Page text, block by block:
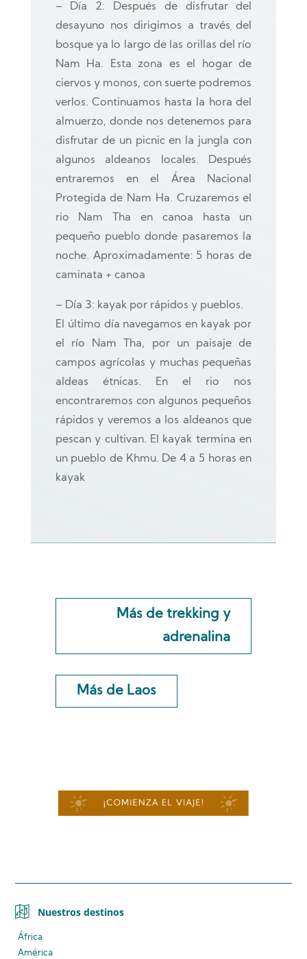
– Día 2: Después de disfrutar del
desayuno nos dirigimos a través del
bosque ya lo largo de las orillas del río
Nam Ha. Esta zona es el hogar de
ciervos y monos, con suerte podremos
verlos. Continuamos hasta la hora del
almuerzo, donde nos detenemos para
disfrutar de un picnic en la jungla con
algunos aldeanos locales. Después
entraremos en el Área Nacional
Protegida de Nam Ha. Cruzaremos el
rio Nam Tha en canoa hasta un
pequeño pueblo donde pasaremos la
noche. Aproximadamente: 5 horas de
caminata + canoa
– Día 3: kayak por rápidos y pueblos.
El último día navegamos en kayak por
el río Nam Tha, por un paisaje de
campos agrícolas y muchas pequeñas
aldeas étnicas. En el rio nos
encontraremos con algunos pequeños
rápidos y veremos a los aldeanos que
pescan y cultivan. El kayak termina en
un pueblo de Khmu. De 4 a 5 horas en
kayak
Más de trekking y
adrenalina
Más de Laos
Nuestros destinos
África
América